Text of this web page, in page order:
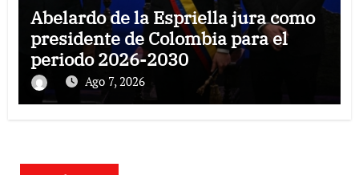
Abelardo de la Espriella jura como
presidente de Colombia para el
periodo 2026-2030
Ago 7, 2026